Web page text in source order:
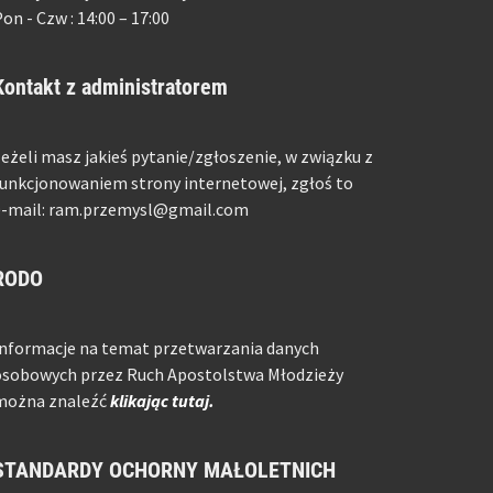
- Czw : 14:00 – 17:00
z administratorem
masz jakieś pytanie/zgłoszenie, w związku z
strony internetowej, zgłoś to
mail: ram.przemysl@gmail.com
na temat przetwarzania danych
przez Ruch Apostolstwa Młodzieży
znaleźćklikając tutaj.
OCHORNY MAŁOLETNICH